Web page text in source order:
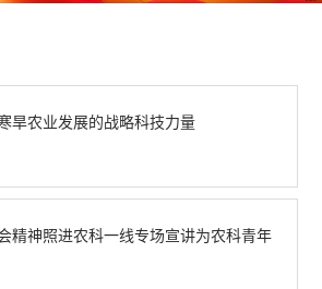
旱农业发展的战略科技力量
精神照进农科一线专场宣讲为农科青年